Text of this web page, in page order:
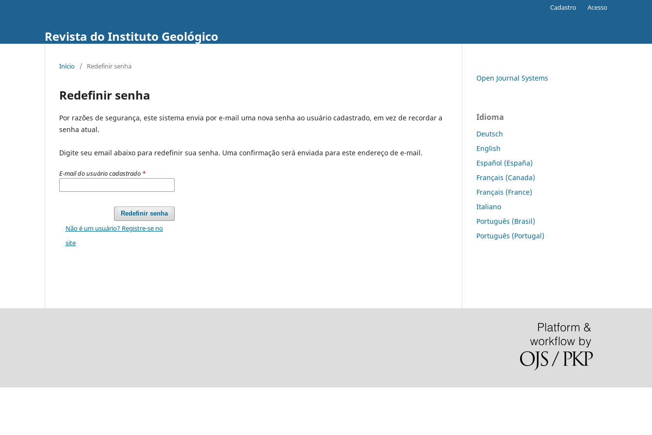
Revista do Instituto Geológico
Cadastro Acesso
Início / Redefinir senha
Redefinir senha
Por razões de segurança, este sistema envia por e-mail uma nova senha ao usuário cadastrado, em vez de recordar a
senha atual.
Digite seu email abaixo para redefinir sua senha. Uma confirmação será enviada para este endereço de e-mail.
E-mail do usuário cadastrado *
Redefinir senha
Não é um usuário? Registre-se no
site
Open Journal Systems
Idioma
Deutsch
English
Español (España)
Français (Canada)
Français (France)
Italiano
Português (Brasil)
Português (Portugal)